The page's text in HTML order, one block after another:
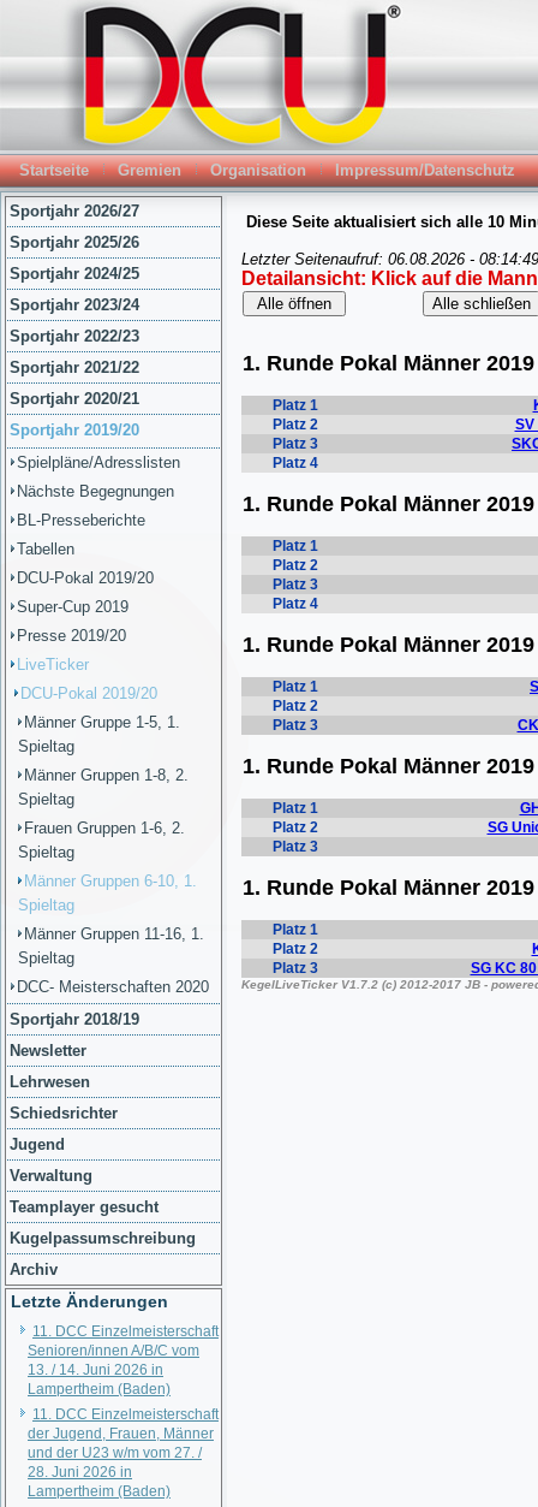
Startseite Gremien Organisation Impressum/Datenschutz
Sportjahr 2026/27
Sportjahr 2025/26
Sportjahr 2024/25
Sportjahr 2023/24
Sportjahr 2022/23
Sportjahr 2021/22
Sportjahr 2020/21
Sportjahr 2019/20
Spielpläne/Adresslisten
Nächste Begegnungen
BL-Presseberichte
Tabellen
DCU-Pokal 2019/20
Super-Cup 2019
Presse 2019/20
LiveTicker
DCU-Pokal 2019/20
Männer Gruppe 1-5, 1.
Spieltag
Männer Gruppen 1-8, 2.
Spieltag
Frauen Gruppen 1-6, 2.
Spieltag
Männer Gruppen 6-10, 1.
Spieltag
Männer Gruppen 11-16, 1.
Spieltag
DCC- Meisterschaften 2020
Sportjahr 2018/19
Newsletter
Lehrwesen
Schiedsrichter
Jugend
Verwaltung
Teamplayer gesucht
Kugelpassumschreibung
Archiv
Letzte Änderungen
11. DCC Einzelmeisterschaft
Senioren/innen A/B/C vom
13. / 14. Juni 2026 in
Lampertheim (Baden)
11. DCC Einzelmeisterschaft
der Jugend, Frauen, Männer
und der U23 w/m vom 27. /
28. Juni 2026 in
Lampertheim (Baden)